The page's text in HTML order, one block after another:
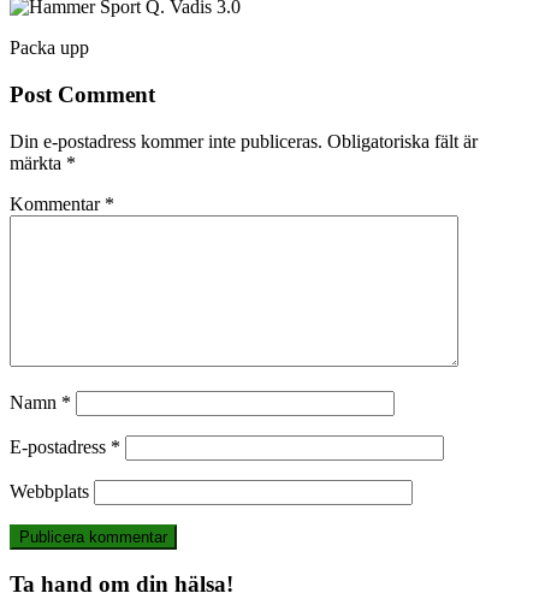
Packa upp
Post Comment
Din e-postadress kommer inte publiceras. Obligatoriska fält är
märkta *
Kommentar *
Namn *
E-postadress *
Webbplats
Ta hand om din hälsa!